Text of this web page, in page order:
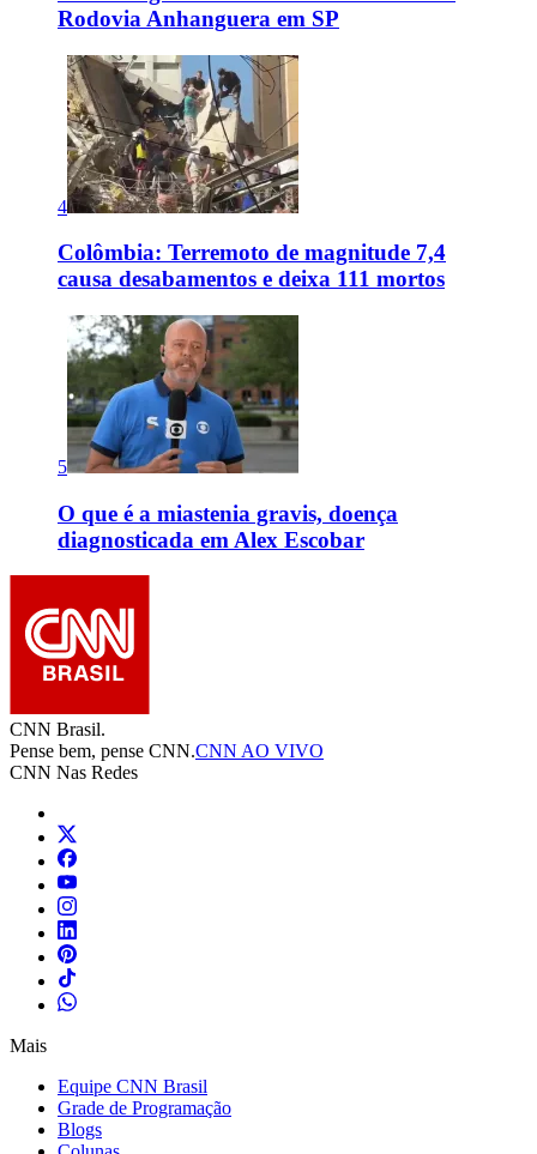
Rodovia Anhanguera em SP
4
Colômbia: Terremoto de magnitude 7,4
causa desabamentos e deixa 111 mortos
5
O que é a miastenia gravis, doença
diagnosticada em Alex Escobar
CNN Brasil.
Pense bem, pense CNN.CNN AO VIVO
CNN Nas Redes
Mais
Equipe CNN Brasil
Grade de Programação
Blogs